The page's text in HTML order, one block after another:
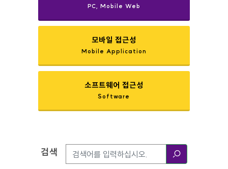
PC, Mobile Web
모바일 접근성
Mobile Application
소프트웨어 접근성
Software
검색옵션
검색